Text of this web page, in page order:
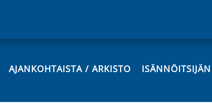
AJANKOHTAISTA / ARKISTO